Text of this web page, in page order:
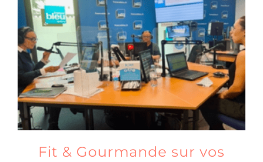
Fit & Gourmande sur vos